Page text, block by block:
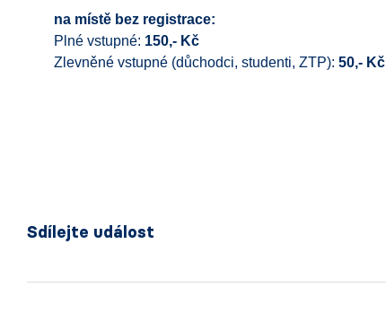
na místě bez registrace:
Plné vstupné: 150,- Kč
Zlevněné vstupné (důchodci, studenti, ZTP): 50,- Kč
Sdílejte událost